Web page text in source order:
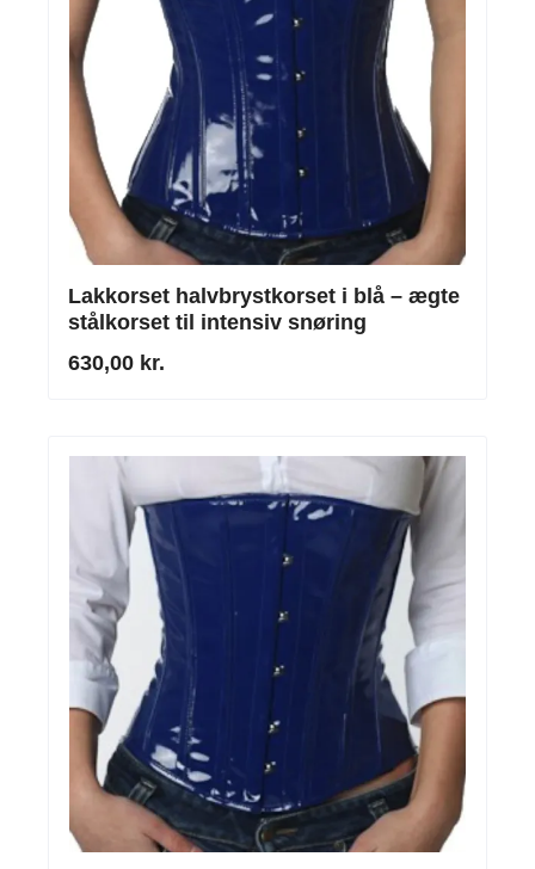
Lakkorset halvbrystkorset i blå – ægte
stålkorset til intensiv snøring
630,00 kr.